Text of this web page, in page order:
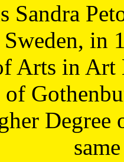
Sandra
in
Arts in Art
Degree